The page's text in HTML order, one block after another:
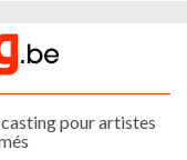
pour artistes